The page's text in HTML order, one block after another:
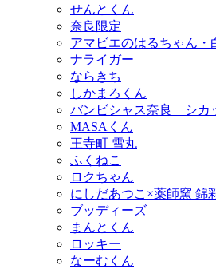
せんとくん
奈良限定
アマビエのはるちゃん・
ナライガー
ならきち
しかまろくん
バンビシャス奈良 シカ
MASAくん
王寺町 雪丸
ふくねこ
ロクちゃん
にしだあつこ×薬師窯 錦
ブッディーズ
まんとくん
ロッキー
なーむくん